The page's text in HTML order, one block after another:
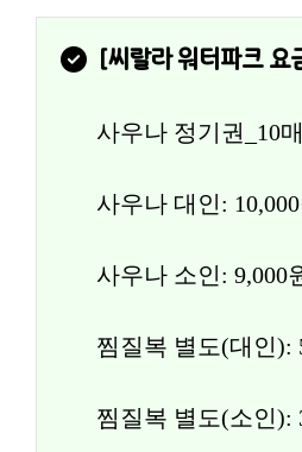
[씨랄라 워터파크 요
사우나 정기권_10
사우나 대인: 10,000
사우나 소인: 9,000
찜질복 별도(대인):
찜질복 별도(소인):